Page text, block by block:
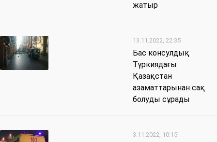
жатыр
13.11.2022, 22:35
Бас консулдық
Түркиядағы
Қазақстан
азаматтарынан сақ
болуды сұрады
3.11.2022, 10:15